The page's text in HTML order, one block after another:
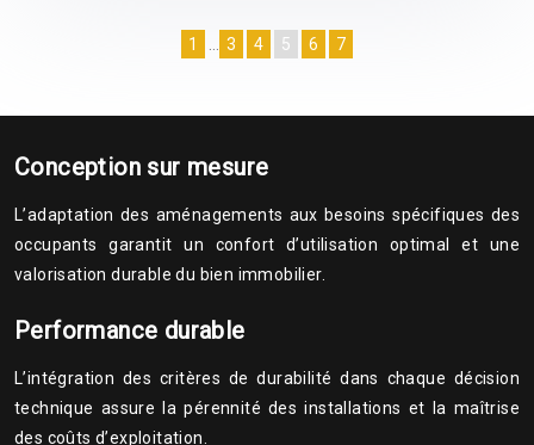
1 3 4 5 6 7
Conception sur mesure
L’adaptation des aménagements aux besoins spécifiques des
occupants garantit un confort d’utilisation optimal et une
valorisation durable du bien immobilier.
Performance durable
L’intégration des critères de durabilité dans chaque décision
technique assure la pérennité des installations et la maîtrise
des coûts d’exploitation.